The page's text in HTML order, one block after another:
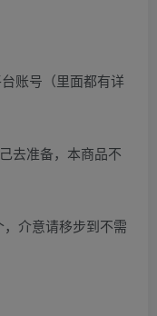
账号（里面都有详
去准备，本商品不
介意请移步到不需